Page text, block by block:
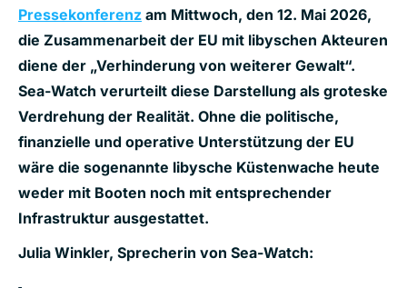
Pressekonferenz am Mittwoch, den 12. Mai 2026,
die Zusammenarbeit der EU mit libyschen Akteuren
diene der „Verhinderung von weiterer Gewalt“.
Sea-Watch verurteilt diese Darstellung als groteske
Verdrehung der Realität. Ohne die politische,
finanzielle und operative Unterstützung der EU
wäre die sogenannte libysche Küstenwache heute
weder mit Booten noch mit entsprechender
Infrastruktur ausgestattet.
Julia Winkler, Sprecherin von Sea-Watch: